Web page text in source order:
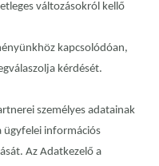
változásokról kellő
kapcsolódóan,
kérdését.
személyes adatainak
információs
Az Adatkezelő a